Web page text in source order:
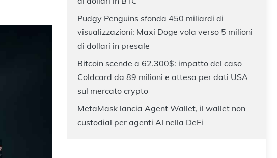
Pudgy Penguins sfonda 450 miliardi di
visualizzazioni: Maxi Doge vola verso 5 milioni
di dollari in presale
Bitcoin scende a 62.300$: impatto del caso
Coldcard da 89 milioni e attesa per dati USA
sul mercato crypto
MetaMask lancia Agent Wallet, il wallet non
custodial per agenti AI nella DeFi